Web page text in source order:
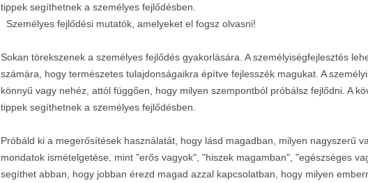
tippek segíthetnek a személyes fejlődésben.
Személyes fejlődési mutatók, amelyeket el fogsz olvasni!
Sokan törekszenek a személyes fejlődés gyakorlására. A személyiségfejlesztés
számára, hogy természetes tulajdonságaikra építve fejlesszék magukat. A
könnyű vagy nehéz, attól függően, hogy milyen szempontból próbálsz fejlődni. A
tippek segíthetnek a személyes fejlődésben.
Próbáld ki a megerősítések használatát, hogy lásd magadban, milyen nagyszerű
mondatok ismételgetése, mint "erős vagyok", "hiszek magamban", "egészséges
segíthet abban, hogy jobban érezd magad azzal kapcsolatban, hogy milyen